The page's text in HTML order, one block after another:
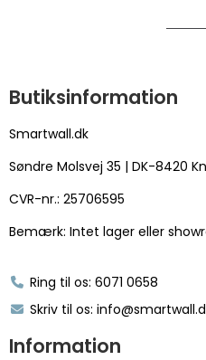
Butiksinformation
Smartwall.dk
Søndre Molsvej 35 | DK-8420
CVR-nr.: 25706595
Bemærk: Intet lager eller
Ring til os: 6071 0658
Skriv til os:
Information